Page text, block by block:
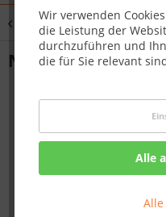
Wir verwenden
die Leistung der
durchzuführen und
die für Sie relevant
Alle
Übersicht TQ285
NGZ HINGE LEFT